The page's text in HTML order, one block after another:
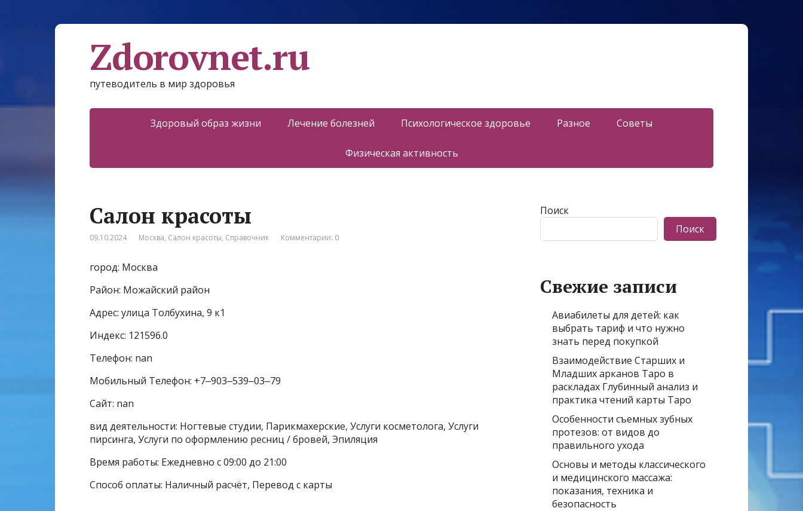
Zdorovnet.ru
путеводитель в мир здоровья
Здоровый образ жизни Лечение болезней Психологическое здоровье Разное Советы
Физическая активность
Салон красоты
09.10.2024 Москва, Салон красоты, Справочник Комментарии: 0
город: Москва
Район: Можайский район
Адрес: улица Толбухина, 9 к1
Индекс: 121596.0
Телефон: nan
Мобильный Телефон: +7‒903‒539‒03‒79
Сайт: nan
вид деятельности: Ногтевые студии, Парикмахерские, Услуги косметолога, Услуги
пирсинга, Услуги по оформлению ресниц / бровей, Эпиляция
Время работы: Ежедневно с 09:00 до 21:00
Способ оплаты: Наличный расчёт, Перевод с карты
Поиск
Поиск
Свежие записи
Авиабилеты для детей: как
выбрать тариф и что нужно
знать перед покупкой
Взаимодействие Старших и
Младших арканов Таро в
раскладах Глубинный анализ и
практика чтений карты Таро
Особенности съемных зубных
протезов: от видов до
правильного ухода
Основы и методы классического
и медицинского массажа:
показания, техника и
безопасность